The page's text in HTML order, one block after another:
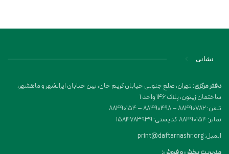
نشانی
دفتر مرکزی:تهران، ضلع جنوبی خیابان کریم خان، بین خیابان ایرانشهر و ماهشهر،
ساختمان زیتون، پلاک 146 واحد 1
تلفن: 88490782 – 88490498 – 88490154
نمابر: 88490154 کدپستی: 1584783939
ایمیل: print@daftarnashr.org